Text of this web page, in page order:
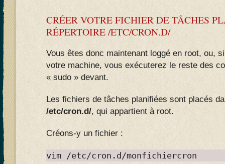
CRÉER VOTRE FICHIER DE TÂCHES
RÉPERTOIRE /ETC/CRON.D/
Vous êtes donc maintenant loggé en root, ou,
votre machine, vous exécuterez le reste des
« sudo » devant.
Les fichiers de tâches planifiées sont placés
/etc/cron.d/, qui appartient à root.
Créons-y un fichier :
vim /etc/cron.d/monfichiercron